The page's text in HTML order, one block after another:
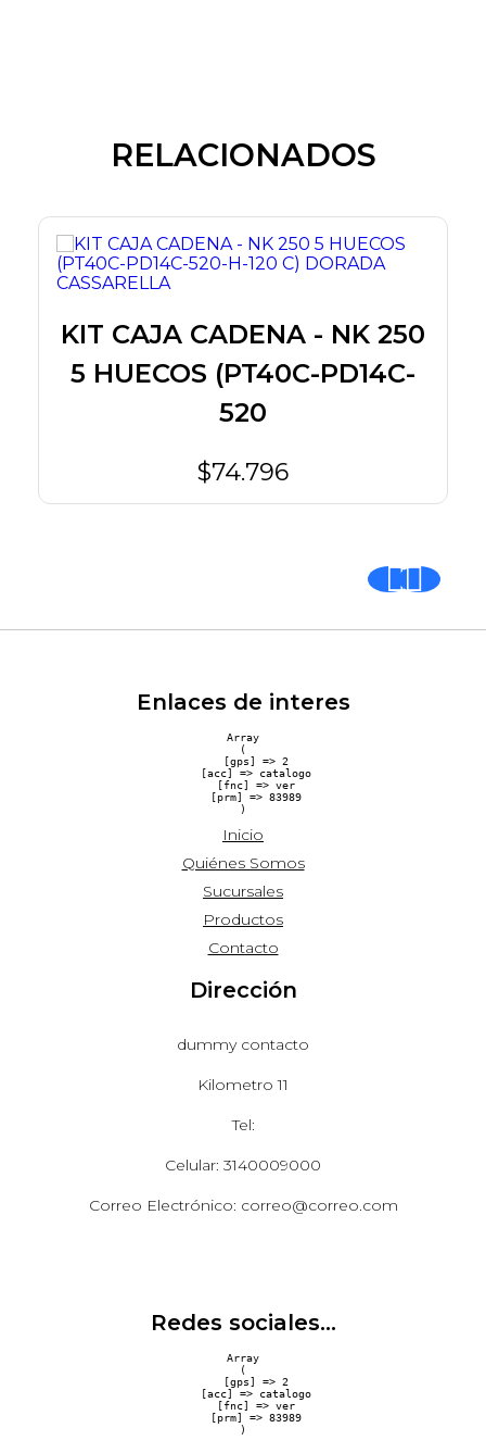
RELACIONADOS
KIT CAJA CADENA - NK 250
5 HUECOS (PT40C-PD14C-
520
$74.796
Enlaces de interes
Array
(
    [gps] => 2
    [acc] => catalogo
    [fnc] => ver
    [prm] => 83989
Inicio
Quiénes Somos
Sucursales
Productos
Contacto
Dirección
dummy contacto
Kilometro 11
Tel:
Celular: 3140009000
Correo Electrónico: correo@correo.com
Redes sociales...
Array
(
    [gps] => 2
    [acc] => catalogo
    [fnc] => ver
    [prm] => 83989